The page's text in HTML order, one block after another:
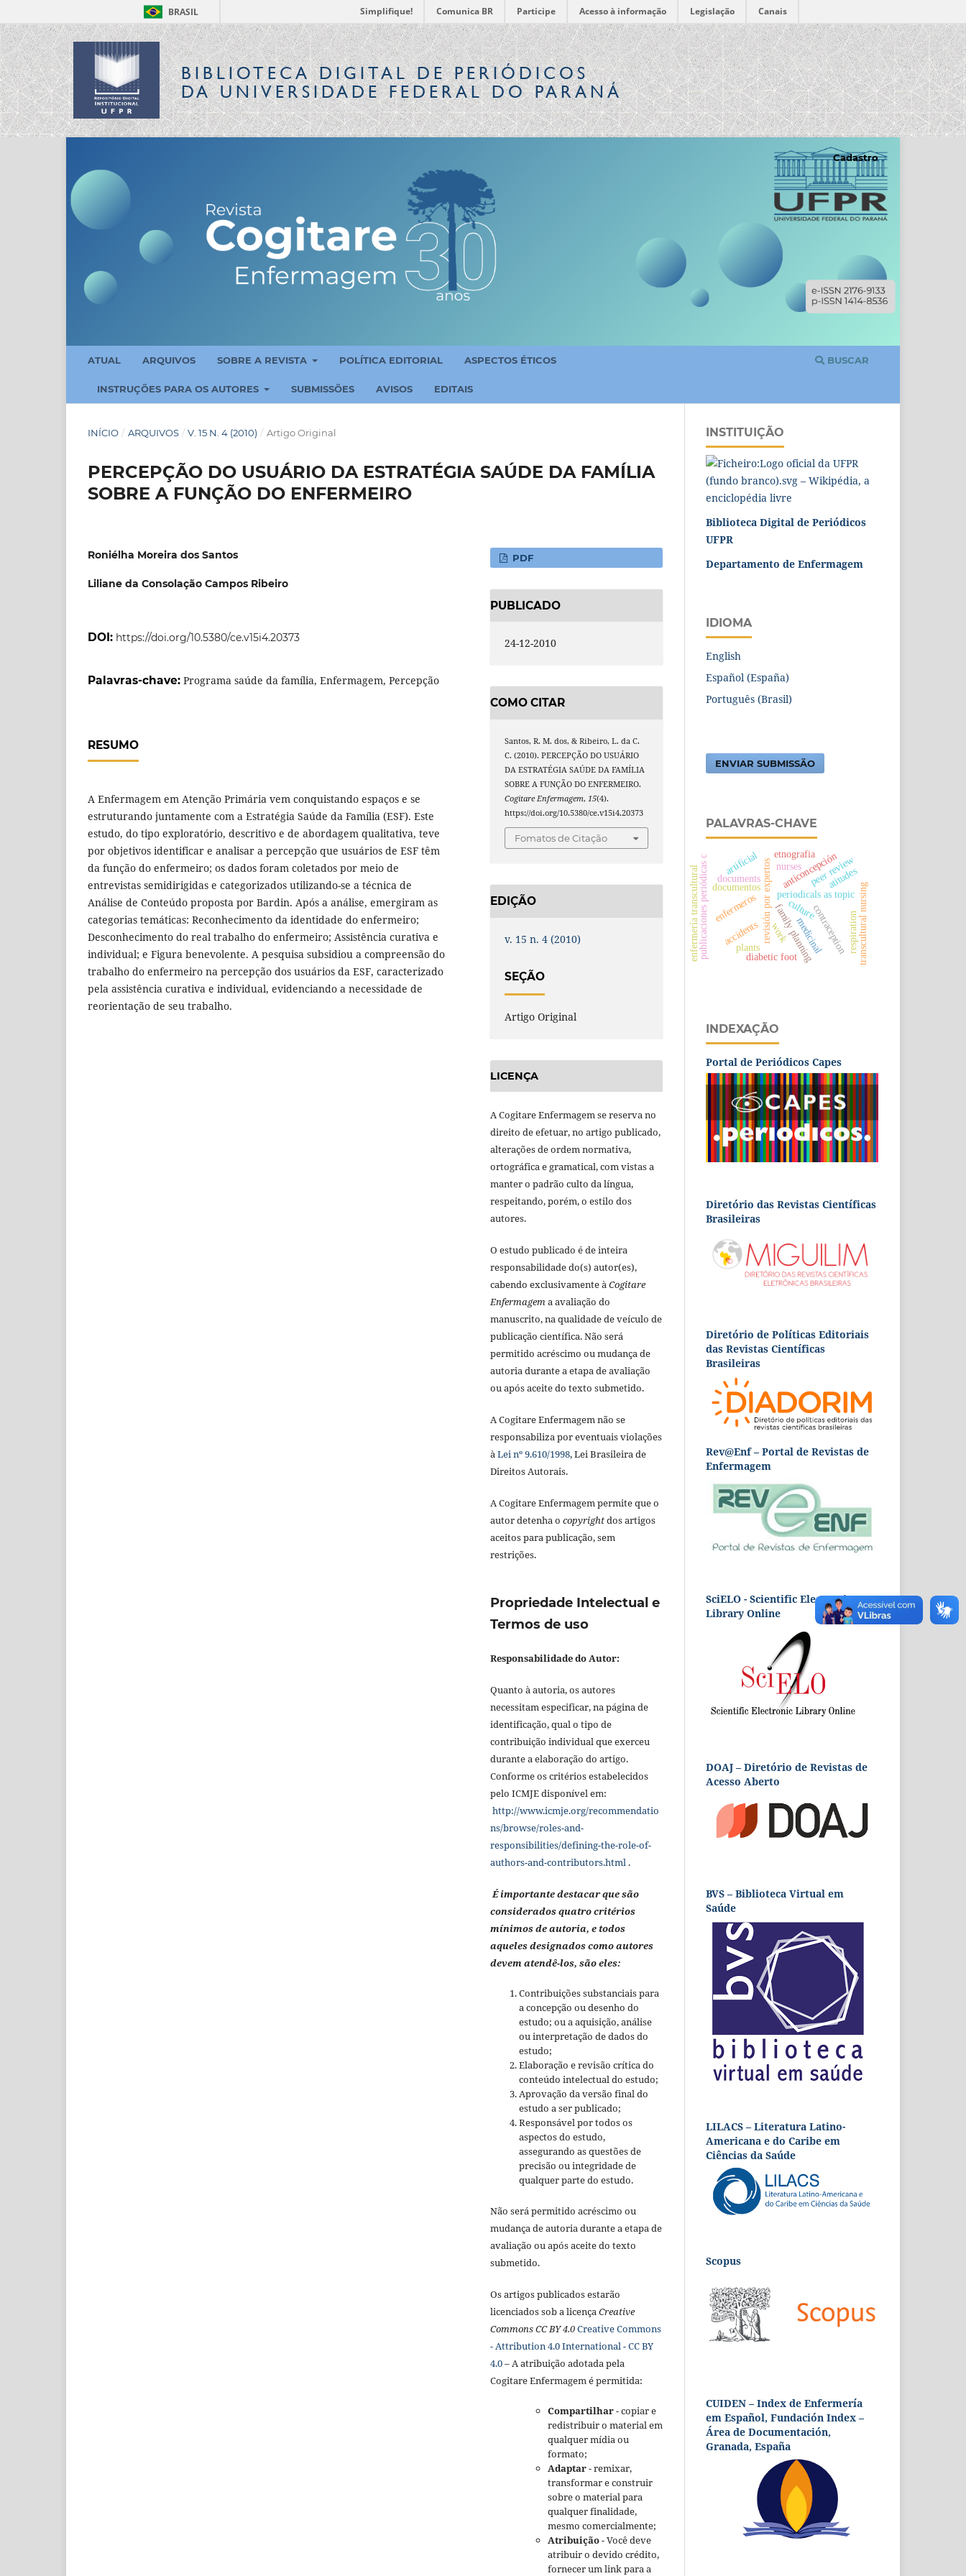
BRASIL Simplifique! Comunica BR Participe Acesso à informação Legislação Canais
BIBLIOTECA DIGITALDE PERIÓDICOS
DA UNIVERSIDADE FEDERAL DO PARANÁ
ATUAL ARQUIVOS SOBRE A REVISTA POLÍTICA EDITORIAL ASPECTOS ÉTICOS
INSTRUÇÕES PARA OS AUTORES SUBMISSÕES AVISOS EDITAIS
BUSCAR
Cadastro
INÍCIO / ARQUIVOS / V. 15 N. 4 (2010) / Artigo Original
PERCEPÇÃO DO USUÁRIO DA ESTRATÉGIA SAÚDE DA FAMÍLIA
SOBRE A FUNÇÃO DO ENFERMEIRO
Roniélha Moreira dos Santos
Liliane da Consolação Campos Ribeiro
DOI: https://doi.org/10.5380/ce.v15i4.20373
Palavras-chave: Programa saúde da família, Enfermagem, Percepção
RESUMO
A Enfermagem em Atenção Primária vem conquistando espaços e se
estruturando juntamente com a Estratégia Saúde da Família (ESF). Este
estudo, do tipo exploratório, descritivo e de abordagem qualitativa, teve
por objetivos identificar e analisar a percepção que usuários de ESF têm
da função do enfermeiro; os dados foram coletados por meio de
entrevistas semidirigidas e categorizados utilizando-se a técnica de
Análise de Conteúdo proposta por Bardin. Após a análise, emergiram as
categorias temáticas: Reconhecimento da identidade do enfermeiro;
Desconhecimento do real trabalho do enfermeiro; Assistência curativa e
individual; e Figura benevolente. A pesquisa subsidiou a compreensão do
trabalho do enfermeiro na percepção dos usuários da ESF, caracterizado
pela assistência curativa e individual, evidenciando a necessidade de
reorientação de seu trabalho.
PDF
PUBLICADO
24-12-2010
COMO CITAR
Santos, R. M. dos, & Ribeiro, L. da C.
C. (2010). PERCEPÇÃO DO USUÁRIO
DA ESTRATÉGIA SAÚDE DA FAMÍLIA
SOBRE A FUNÇÃO DO ENFERMEIRO.
Cogitare Enfermagem, 15(4).
https://doi.org/10.5380/ce.v15i4.20373
Fomatos de Citação
EDIÇÃO
v. 15 n. 4 (2010)
SEÇÃO
Artigo Original
LICENÇA
A Cogitare Enfermagem se reserva no
direito de efetuar, no artigo publicado,
alterações de ordem normativa,
ortográfica e gramatical, com vistas a
manter o padrão culto da língua,
respeitando, porém, o estilo dos
autores.
O estudo publicado é de inteira
responsabilidade do(s) autor(es),
cabendo exclusivamente àCogitare
Enfermagema avaliação do
manuscrito, na qualidade de veículo de
publicação científica. Não será
permitido acréscimo ou mudança de
autoria durante a etapa de avaliação
ou após aceite do texto submetido.
A Cogitare Enfermagem não se
responsabiliza por eventuais violações
àLei nº 9.610/1998, Lei Brasileira de
Direitos Autorais.
A Cogitare Enfermagem permite que o
autor detenha o copyrightdos artigos
aceitos para publicação, sem
restrições.
Propriedade Intelectual e
Termos de uso
Responsabilidade do Autor:
Quanto à autoria, os autores
necessitam especificar, na página de
identificação, qual o tipo de
contribuição individual que exerceu
durante a elaboração do artigo.
Conforme os critérios estabelecidos
pelo ICMJE disponível em:
http://www.icmje.org/recommendatio
ns/browse/roles-and-
responsibilities/defining-the-role-of-
authors-and-contributors.html .
É importante destacar que são
considerados quatro critérios
mínimos de autoria, e todos
aqueles designados como autores
devem atendê-los, são eles:
Contribuições substanciais para
a concepção ou desenho do
estudo; ou a aquisição, análise
ou interpretação de dados do
estudo;
Elaboração e revisão crítica do
conteúdo intelectual do estudo;
Aprovação da versão final do
estudo a ser publicado;
Responsável por todos os
aspectos do estudo,
assegurando as questões de
precisão ou integridade de
qualquer parte do estudo.
Não será permitido acréscimo ou
mudança de autoria durante a etapa de
avaliação ou após aceite do texto
submetido.
Os artigos publicados estarão
licenciados sob a licença Creative
Commons CC BY 4.0Creative Commons
- Attribution 4.0 International - CC BY
4.0– A atribuição adotada pela
Cogitare Enfermagem é permitida:
Compartilhar- copiar e
redistribuir o material em
qualquer mídia ou
formato;
Adaptar- remixar,
transformar e construir
sobre o material para
qualquer finalidade,
mesmo comercialmente;
Atribuição- Você deve
atribuir o devido crédito,
fornecer um link para a
INSTITUIÇÃO
Biblioteca Digital de Periódicos
UFPR
Departamento de Enfermagem
IDIOMA
English
Español (España)
Português (Brasil)
ENVIAR SUBMISSÃO
PALAVRAS-CHAVE
documentos
periodicals as topic
revisión por expertos
publicaciones periódicas c transcultural nursing
enfermería transcultural family planningcontraception
anticoncepción
peer review
documents
nurses
enfermeros
accidents
diabetic foot
respiration
etnografia
atitudes
culture
plants medicinal
artificial
work
INDEXAÇÃO
Portal de Periódicos Capes
Diretório das Revistas Científicas
Brasileiras
Diretório de Políticas Editoriais
das Revistas Científicas
Brasileiras
Rev@Enf – Portal de Revistas de
Enfermagem
SciELO - Scientific Electronic
Library Online
DOAJ – Diretório de Revistas de
Acesso Aberto
BVS – Biblioteca Virtual em
Saúde
LILACS – Literatura Latino-
Americana e do Caribe em
Ciências da Saúde
Scopus
CUIDEN – Index de Enfermería
em Español, Fundación Index –
Área de Documentación,
Granada, España